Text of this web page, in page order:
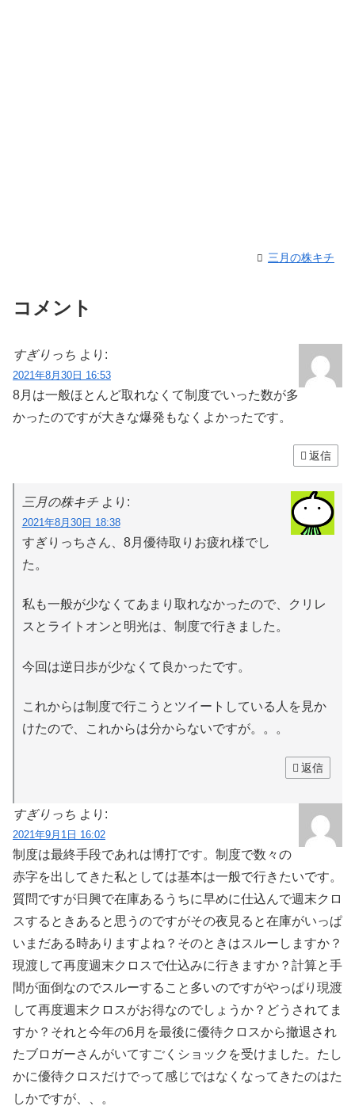
三月の株キチ
コメント
すぎりっち より:
2021年8月30日 16:53
8月は一般ほとんど取れなくて制度でいった数が多
かったのですが大きな爆発もなくよかったです。
返信
三月の株キチ より:
2021年8月30日 18:38
すぎりっちさん、8月優待取りお疲れ様でし
た。
私も一般が少なくてあまり取れなかったので、クリレ
スとライトオンと明光は、制度で行きました。
今回は逆日歩が少なくて良かったです。
これからは制度で行こうとツイートしている人を見か
けたので、これからは分からないですが。。。
返信
すぎりっち より:
2021年9月1日 16:02
制度は最終手段であれは博打です。制度で数々の
赤字を出してきた私としては基本は一般で行きたいです。
質問ですが日興で在庫あるうちに早めに仕込んで週末クロ
スするときあると思うのですがその夜見ると在庫がいっぱ
いまだある時ありますよね？そのときはスルーしますか？
現渡して再度週末クロスで仕込みに行きますか？計算と手
間が面倒なのでスルーすること多いのですがやっぱり現渡
して再度週末クロスがお得なのでしょうか？どうされてま
すか？それと今年の6月を最後に優待クロスから撤退され
たブロガーさんがいてすごくショックを受けました。たし
かに優待クロスだけでって感じではなくなってきたのはた
しかですが、、。